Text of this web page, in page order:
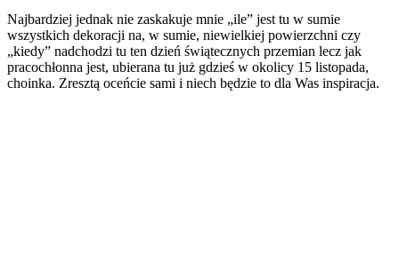
Najbardziej jednak nie zaskakuje mnie „ile” jest tu w sumie
wszystkich dekoracji na, w sumie, niewielkiej powierzchni czy
„kiedy” nadchodzi tu ten dzień świątecznych przemian lecz jak
pracochłonna jest, ubierana tu już gdzieś w okolicy 15 listopada,
choinka. Zresztą oceńcie sami i niech będzie to dla Was inspiracja.